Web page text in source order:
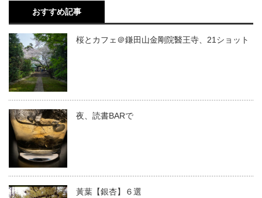
おすすめ記事
桜とカフェ＠鎌田山金剛院醫王寺、21ショット
夜、読書BARで
黃葉【銀杏】６選